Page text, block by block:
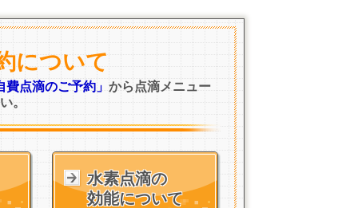
について
費点滴のご予約」 から点滴メニュー
。
水素点滴の
効能について